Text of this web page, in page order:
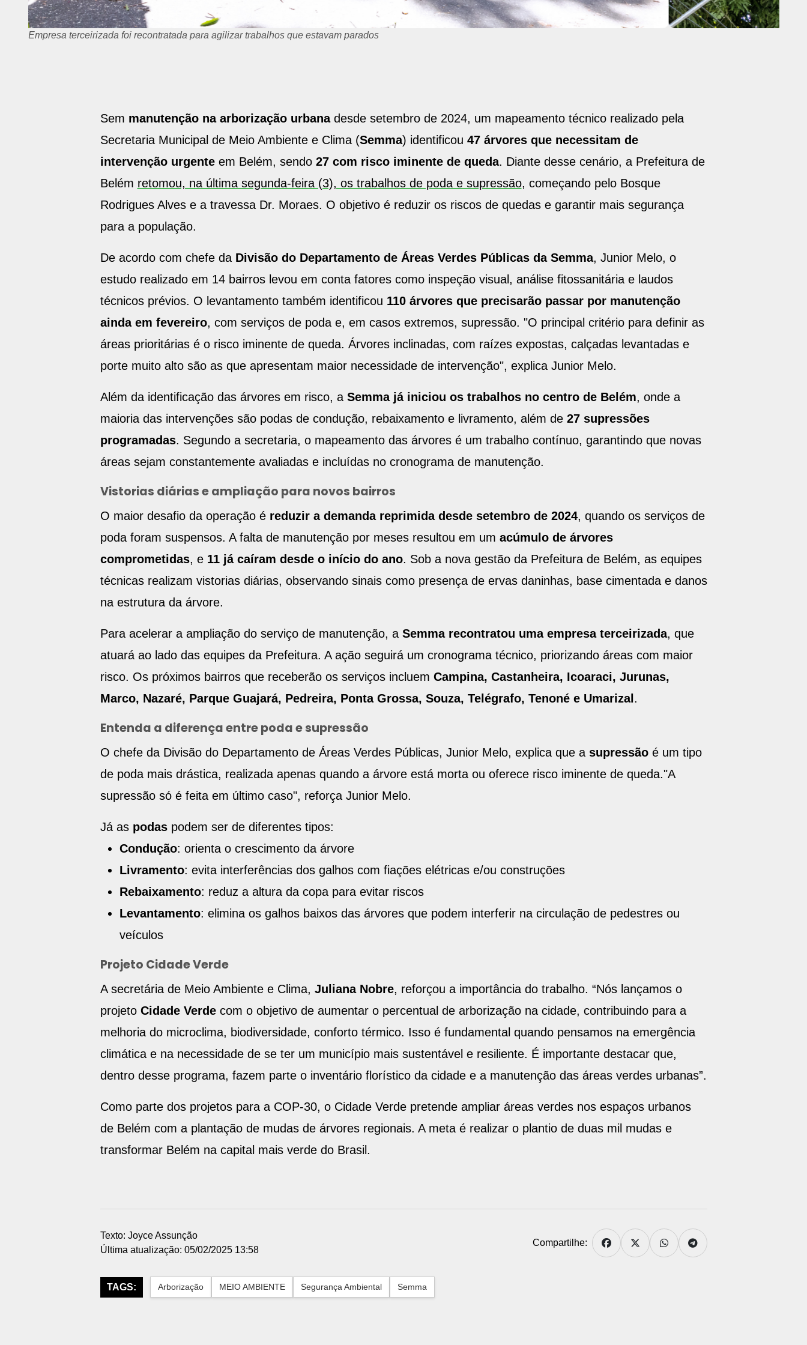
Empresa terceirizada foi recontratada para agilizar trabalhos que estavam parados
Sem manutenção na arborização urbanadesde setembro de 2024, um mapeamento técnico realizado pela
Secretaria Municipal de Meio Ambiente e Clima (Semma) identificou 47 árvores que necessitam de
intervenção urgenteem Belém, sendo 27 com risco iminente de queda. Diante desse cenário, a Prefeitura de
Belém retomou, na última segunda-feira (3), os trabalhos de poda e supressão, começando pelo Bosque
Rodrigues Alves e a travessa Dr. Moraes. O objetivo é reduzir os riscos de quedas e garantir mais segurança
para a população.
De acordo com chefe da Divisão do Departamento de Áreas Verdes Públicas da Semma, Junior Melo, o
estudo realizado em 14 bairros levou em conta fatores como inspeção visual, análise fitossanitária e laudos
técnicos prévios. O levantamento também identificou 110 árvores que precisarão passar por manutenção
ainda em fevereiro, com serviços de poda e, em casos extremos, supressão. "O principal critério para definir as
áreas prioritárias é o risco iminente de queda. Árvores inclinadas, com raízes expostas, calçadas levantadas e
porte muito alto são as que apresentam maior necessidade de intervenção", explica Junior Melo.
Além da identificação das árvores em risco, a Semma já iniciou os trabalhos no centro de Belém, onde a
maioria das intervenções são podas de condução, rebaixamento e livramento, além de 27 supressões
programadas. Segundo a secretaria, o mapeamento das árvores é um trabalho contínuo, garantindo que novas
áreas sejam constantemente avaliadas e incluídas no cronograma de manutenção.
Vistorias diárias e ampliação para novos bairros
O maior desafio da operação é reduzir a demanda reprimida desde setembro de 2024, quando os serviços de
poda foram suspensos. A falta de manutenção por meses resultou em um acúmulo de árvores
comprometidas, e 11 já caíram desde o início do ano. Sob a nova gestão da Prefeitura de Belém, as equipes
técnicas realizam vistorias diárias, observando sinais como presença de ervas daninhas, base cimentada e danos
na estrutura da árvore.
Para acelerar a ampliação do serviço de manutenção, a Semma recontratou uma empresa terceirizada, que
atuará ao lado das equipes da Prefeitura. A ação seguirá um cronograma técnico, priorizando áreas com maior
risco. Os próximos bairros que receberão os serviços incluem Campina, Castanheira, Icoaraci, Jurunas,
Marco, Nazaré, Parque Guajará, Pedreira, Ponta Grossa, Souza, Telégrafo, Tenoné e Umarizal .
Entenda a diferença entre poda e supressão
O chefe da Divisão do Departamento de Áreas Verdes Públicas, Junior Melo, explica que a supressãoé um tipo
de poda mais drástica, realizada apenas quando a árvore está morta ou oferece risco iminente de queda."A
supressão só é feita em último caso", reforça Junior Melo.
Já as podaspodem ser de diferentes tipos:
Condução: orienta o crescimento da árvore
Livramento: evita interferências dos galhos com fiações elétricas e/ou construções
Rebaixamento: reduz a altura da copa para evitar riscos
Levantamento: elimina os galhos baixos das árvores que podem interferir na circulação de pedestres ou
veículos
Projeto Cidade Verde
A secretária de Meio Ambiente e Clima, Juliana Nobre, reforçou a importância do trabalho. “Nós lançamos o
projeto Cidade Verdecom o objetivo de aumentar o percentual de arborização na cidade, contribuindo para a
melhoria do microclima, biodiversidade, conforto térmico. Isso é fundamental quando pensamos na emergência
climática e na necessidade de se ter um município mais sustentável e resiliente. É importante destacar que,
dentro desse programa, fazem parte o inventário florístico da cidade e a manutenção das áreas verdes urbanas”.
Como parte dos projetos para a COP-30, o Cidade Verde pretende ampliar áreas verdes nos espaços urbanos
de Belém com a plantação de mudas de árvores regionais. A meta é realizar o plantio de duas mil mudas e
transformar Belém na capital mais verde do Brasil.
Texto: Joyce Assunção
Última atualização: 05/02/2025 13:58
Compartilhe:
TAGS: Arborização MEIO AMBIENTE Segurança Ambiental Semma